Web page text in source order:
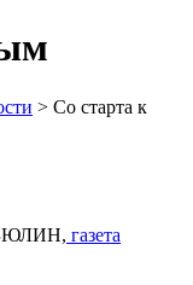
> Со старта к
газета